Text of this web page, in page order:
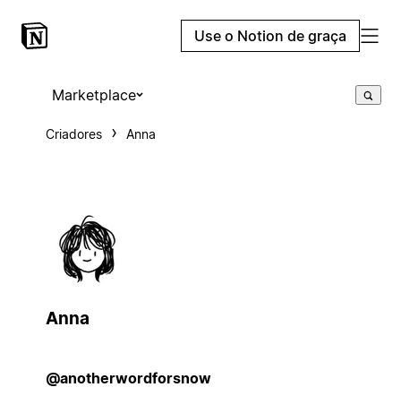
Use o Notion de graça
Marketplace
Criadores Anna
Anna
@anotherwordforsnow